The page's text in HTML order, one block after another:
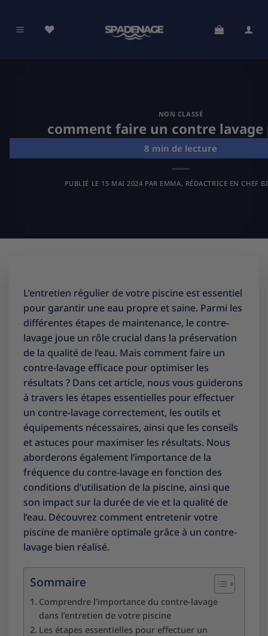
contenu
NON CLASSÉ
comment faire un contre lavage
PUBLIÉ LE 15 MAI 2024 PAR EMMA, RÉDACTRICE EN CHEF
L’entretien régulier de votre piscine est essentiel
pour garantir une eau propre et saine. Parmi les
différentes étapes de maintenance, le contre-
lavage joue un rôle crucial dans la préservation
de la qualité de l’eau. Mais comment faire un
contre-lavage efficace pour optimiser les
résultats ? Dans cet article, nous vous guiderons
à travers les étapes essentielles pour effectuer
un contre-lavage correctement, les outils et
équipements nécessaires, ainsi que les conseils
et astuces pour maximiser les résultats. Nous
aborderons également l’importance de la
fréquence du contre-lavage en fonction des
conditions d’utilisation de la piscine, ainsi que
son impact sur la durée de vie et la qualité de
l’eau. Découvrez comment entretenir votre
piscine de manière optimale grâce à un contre-
lavage bien réalisé.
Sommaire
Comprendre l’importance du contre-lavage
dans l’entretien de votre piscine
Les étapes essentielles pour effectuer un